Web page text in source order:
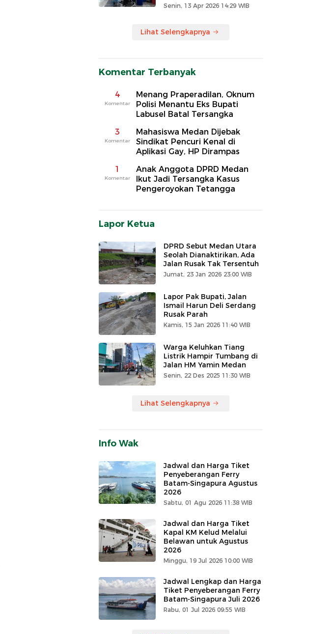
Senin, 13 Apr 2026 14:29 WIB
Lihat Selengkapnya
Komentar Terbanyak
4
Komentar
Menang Praperadilan, Oknum
Polisi Menantu Eks Bupati
Labusel Batal Tersangka
3
Komentar
Mahasiswa Medan Dijebak
Sindikat Pencuri Kenal di
Aplikasi Gay, HP Dirampas
1
Komentar
Anak Anggota DPRD Medan
Ikut Jadi Tersangka Kasus
Pengeroyokan Tetangga
Lapor Ketua
DPRD Sebut Medan Utara
Seolah Dianaktirikan, Ada
Jalan Rusak Tak Tersentuh
Jumat, 23 Jan 2026 23:00 WIB
Lapor Pak Bupati, Jalan
Ismail Harun Deli Serdang
Rusak Parah
Kamis, 15 Jan 2026 11:40 WIB
Warga Keluhkan Tiang
Listrik Hampir Tumbang di
Jalan HM Yamin Medan
Senin, 22 Des 2025 11:30 WIB
Lihat Selengkapnya
Info Wak
Jadwal dan Harga Tiket
Penyeberangan Ferry
Batam-Singapura Agustus
2026
Sabtu, 01 Agu 2026 11:38 WIB
Jadwal dan Harga Tiket
Kapal KM Kelud Melalui
Belawan untuk Agustus
2026
Minggu, 19 Jul 2026 10:00 WIB
Jadwal Lengkap dan Harga
Tiket Penyeberangan Ferry
Batam-Singapura Juli 2026
Rabu, 01 Jul 2026 09:55 WIB